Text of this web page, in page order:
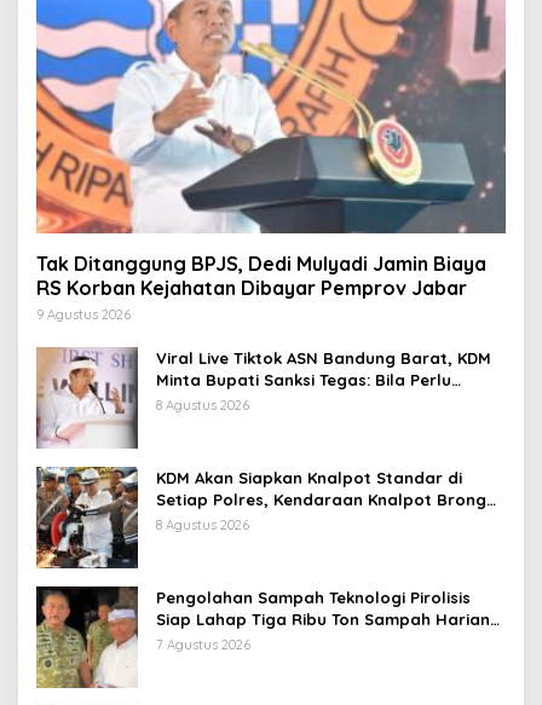
Tak Ditanggung BPJS, Dedi Mulyadi Jamin Biaya
RS Korban Kejahatan Dibayar Pemprov Jabar
9 Agustus 2026
Viral Live Tiktok ASN Bandung Barat, KDM
Minta Bupati Sanksi Tegas: Bila Perlu
Pemberhentian
8 Agustus 2026
KDM Akan Siapkan Knalpot Standar di
Setiap Polres, Kendaraan Knalpot Brong
Tertangkap Langsung Ganti
8 Agustus 2026
Pengolahan Sampah Teknologi Pirolisis
Siap Lahap Tiga Ribu Ton Sampah Harian
Jawa Barat
7 Agustus 2026